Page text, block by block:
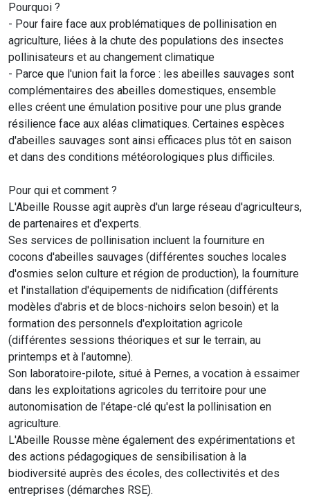
Pourquoi ?
- Pour faire face aux problématiques de pollinisation en
agriculture, liées à la chute des populations des insectes
pollinisateurs et au changement climatique
- Parce que l'union fait la force : les abeilles sauvages sont
complémentaires des abeilles domestiques, ensemble
elles créent une émulation positive pour une plus grande
résilience face aux aléas climatiques. Certaines espèces
d'abeilles sauvages sont ainsi efficaces plus tôt en saison
et dans des conditions météorologiques plus difficiles.
Pour qui et comment ?
L'Abeille Rousse agit auprès d'un large réseau d'agriculteurs,
de partenaires et d'experts.
Ses services de pollinisation incluent la fourniture en
cocons d'abeilles sauvages (différentes souches locales
d'osmies selon culture et région de production), la fourniture
et l'installation d'équipements de nidification (différents
modèles d'abris et de blocs-nichoirs selon besoin) et la
formation des personnels d'exploitation agricole
(différentes sessions théoriques et sur le terrain, au
printemps et à l’automne).
Son laboratoire-pilote, situé à Pernes, a vocation à essaimer
dans les exploitations agricoles du territoire pour une
autonomisation de l'étape-clé qu'est la pollinisation en
agriculture.
L'Abeille Rousse mène également des expérimentations et
des actions pédagogiques de sensibilisation à la
biodiversité auprès des écoles, des collectivités et des
entreprises (démarches RSE).